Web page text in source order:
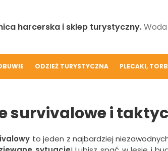
harcerska i sklep turystyczny.
ODZIEŻ TURYSTYCZNA PLECAKI,
survivalowe i
to jeden z najbardziej